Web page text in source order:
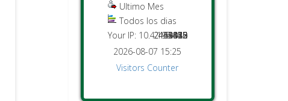
Ultimo Mes
Todos los dias
425
882
5850
2451476
9043
44015
2468322
Your IP: 10.4.195.132
2026-08-07 15:25
Visitors Counter